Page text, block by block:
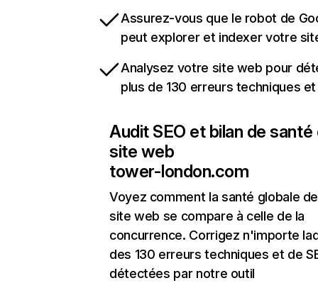
Assurez-vous que le robot de
peut explorer et indexer votre
Analysez votre site web pour
plus de 130 erreurs techniques et
Audit SEO et bilan de santé
site web
tower-london.com
Voyez comment la santé globale
site web se compare à celle de la
concurrence. Corrigez n'importe
des 130 erreurs techniques et de
détectées par notre outil